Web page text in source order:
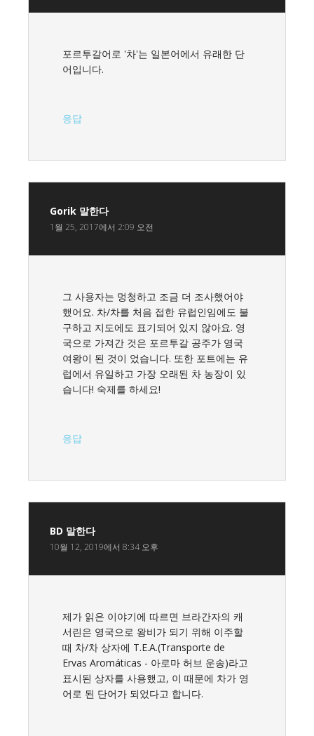
포르투갈어로 '차'는 일본어에서 유래한 단
어입니다.
응답
Gorik 말한다
1월 25, 2017에서 2:09 오전
그 사용자는 멍청하고 조금 더 조사했어야
했어요. 차/차를 처음 접한 유럽인임에도 불
구하고 지도에도 표기되어 있지 않아요. 영
국으로 가져간 것은 포르투갈 공주가 영국
여왕이 된 것이 었습니다. 또한 포트에는 유
럽에서 유일하고 가장 오래된 차 농장이 있
습니다! 숙제를 하세요!
응답
BD 말한다
10월 12, 2019에서 8:34 오후
제가 읽은 이야기에 따르면 브라간자의 캐
서린은 영국으로 왕비가 되기 위해 이주할
때 차/차 상자에 T.E.A.(Transporte de
Ervas Aromáticas - 아로마 허브 운송)라고
표시된 상자를 사용했고, 이 때문에 차가 영
어로 된 단어가 되었다고 합니다.